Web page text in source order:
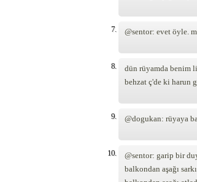
7. @sentor: evet öyle.
8.
dün rüyamda benim
behzat ç'de ki harun
9. @dogukan: rüyaya
10.
@sentor: garip bir
balkondan aşağı